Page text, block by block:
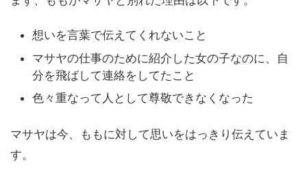
想いを言葉で伝えてくれないこと
マサヤの仕事のために紹介した女の子なのに、自
分を飛ばして連絡をしてたこと
色々重なって人として尊敬できなくなった
マサヤは今、ももに対して思いをはっきり伝えていま
す。